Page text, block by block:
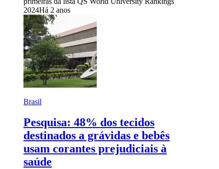
2024Há 2 anos
Brasil
Pesquisa: 48% dos tecidos
destinados a grávidas e bebês
usam corantes prejudiciais à
saúde